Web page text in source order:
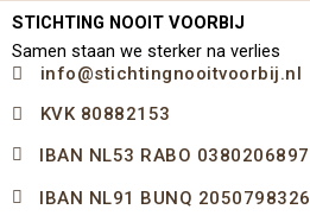
STICHTING NOOIT VOORBIJ
Samen staan we sterker na verlies
info@stichtingnooitvoorbij.nl
KVK 80882153
IBAN NL53 RABO 0380206897
IBAN NL91 BUNQ 2050798326